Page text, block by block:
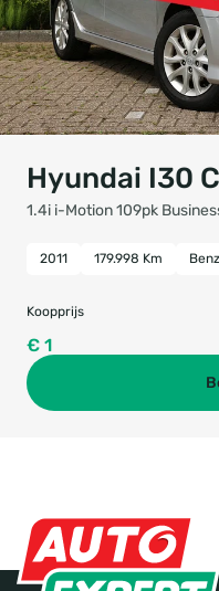
Hyundai I30
1.4i i-Motion 109pk
2011 179.998 Km
Koopprijs
€ 1